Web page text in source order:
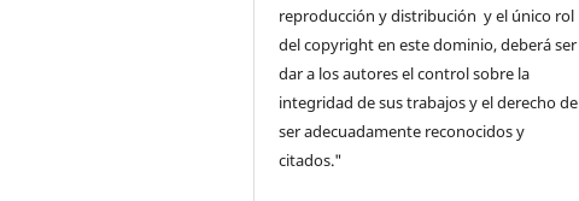
reproducción y distribución y el único rol
del copyright en este dominio, deberá ser
dar a los autores el control sobre la
integridad de sus trabajos y el derecho de
ser adecuadamente reconocidos y
citados."